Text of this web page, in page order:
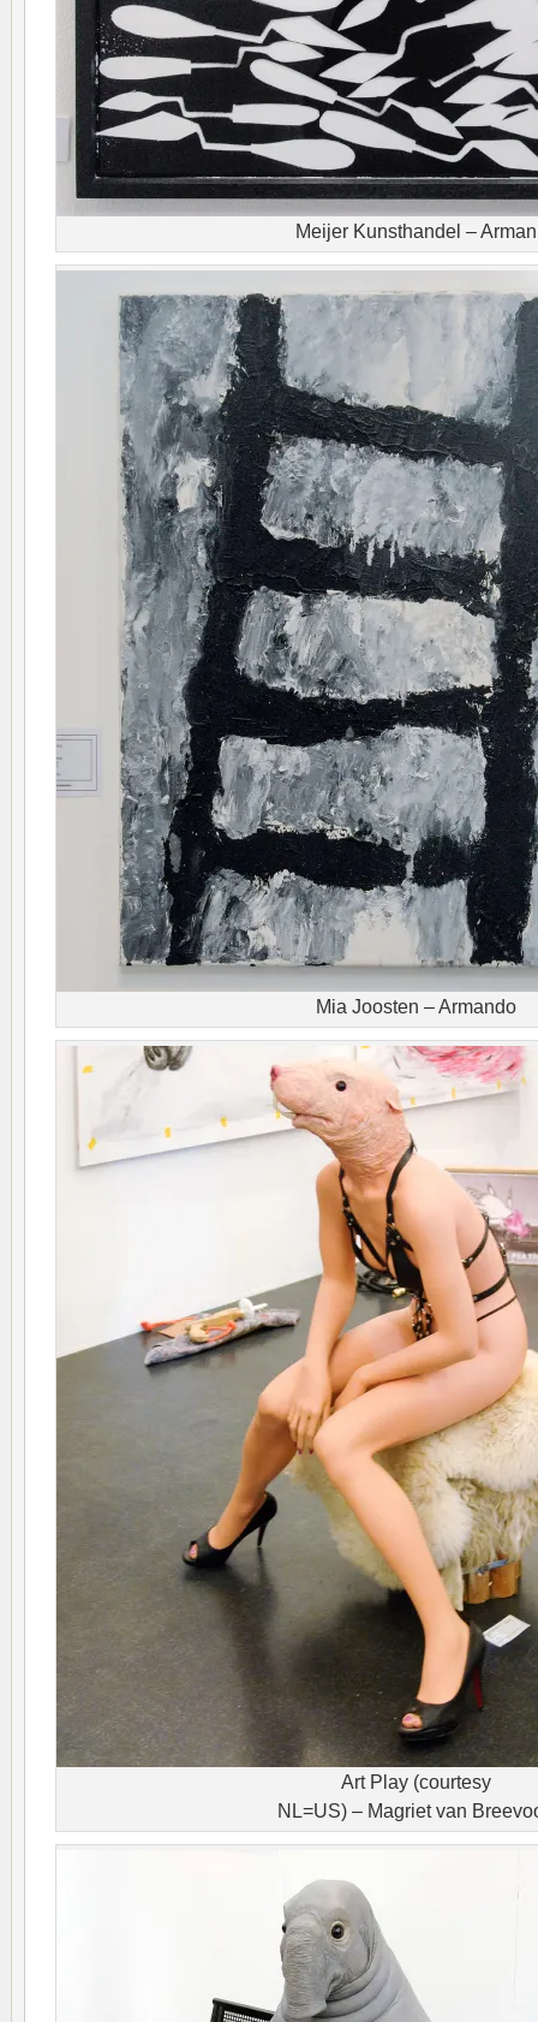
Meijer Kunsthandel – Arman
Mia Joosten – Armando
Art Play (courtesy
NL=US) – Magriet van